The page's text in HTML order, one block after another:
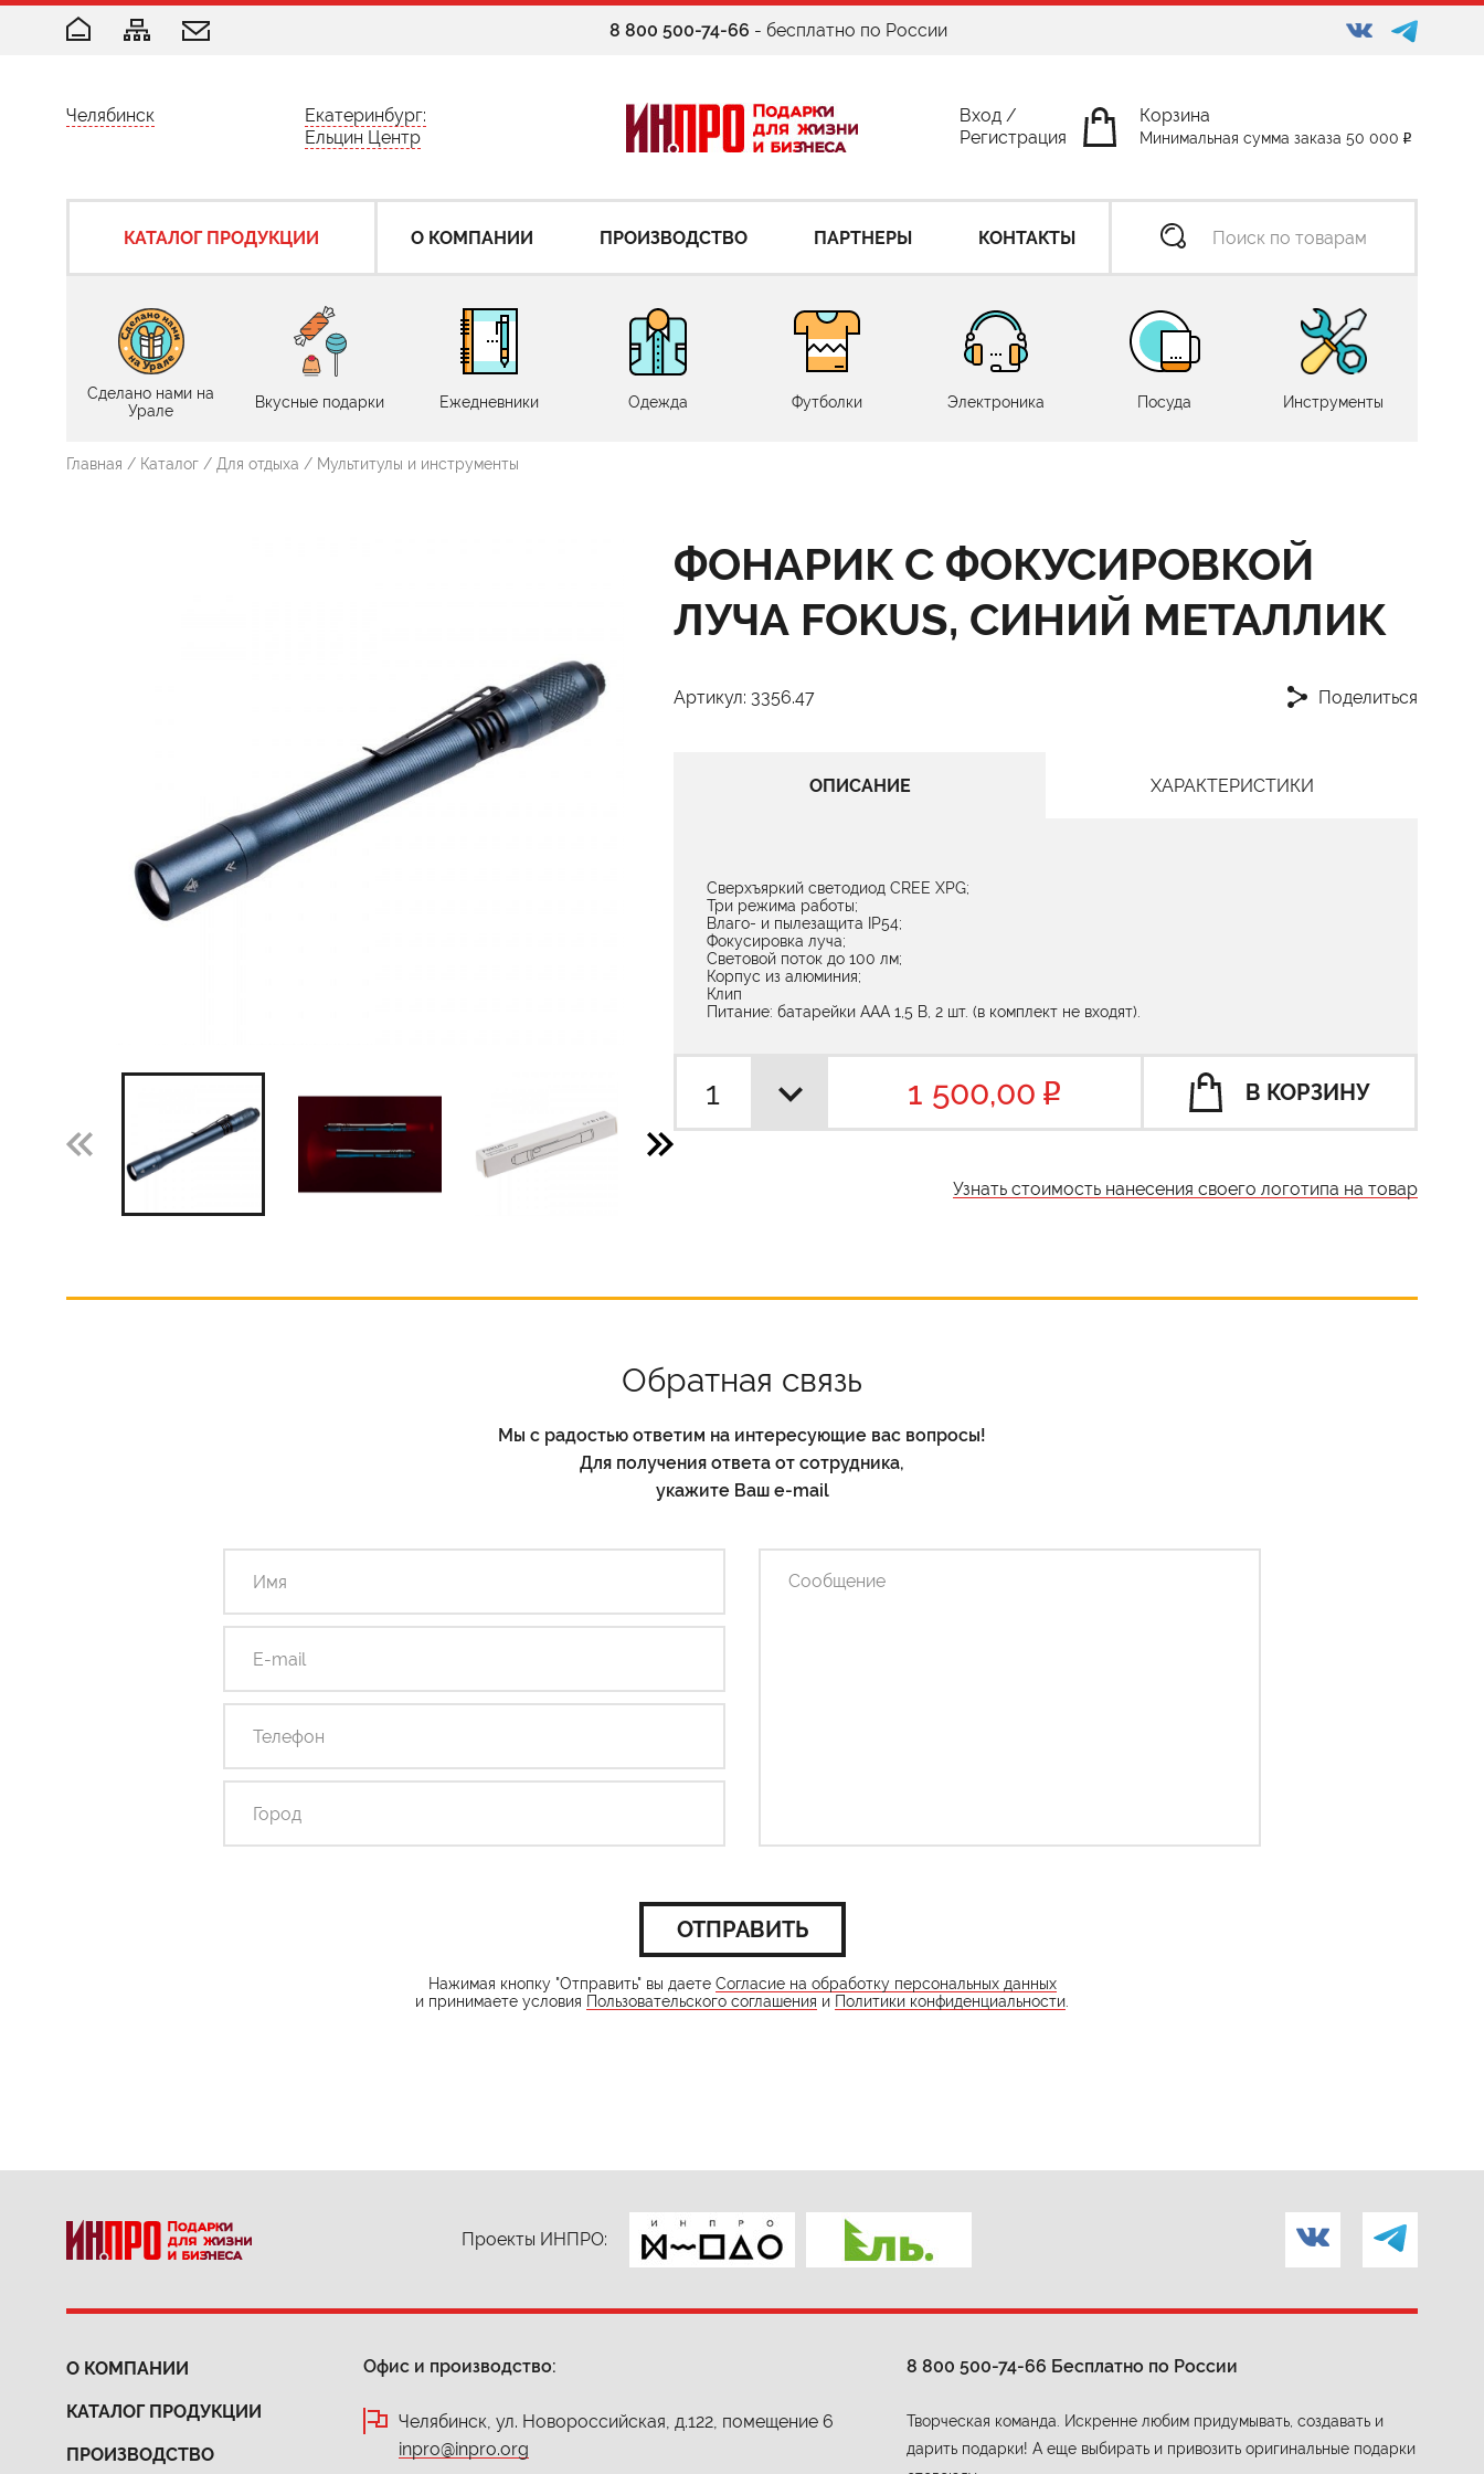
8 800 500-74-66 - бесплатно по России
Челябинск
Екатеринбург:
Ельцин Центр
Вход /
Регистрация
Корзина
Минимальная сумма заказа 50 000
КАТАЛОГ ПРОДУКЦИИ О КОМПАНИИ ПРОИЗВОДСТВО ПАРТНЕРЫ КОНТАКТЫ
Сделано нами на
Урале
Вкусные подарки Ежедневники Одежда Футболки Электроника Посуда Инструменты
Главная / Каталог / Для отдыха / Мультитулы и инструменты
ФОНАРИК С ФОКУСИРОВКОЙ
ЛУЧА FOKUS, СИНИЙ МЕТАЛЛИК
Артикул: 3356.47 Поделиться
ОПИСАНИЕ ХАРАКТЕРИСТИКИ
Сверхъяркий светодиод CREE XPG;
Три режима работы;
Влаго- и пылезащита IP54;
Фокусировка луча;
Световой поток до 100 лм;
Корпус из алюминия;
Клип
Питание: батарейки ААА 1,5 В, 2 шт. (в комплект не входят).
1 500,00 В КОРЗИНУ
Узнать стоимость нанесения своего логотипа на товар
Обратная связь
Мы с радостью ответим на интересующие вас вопросы!
Для получения ответа от сотрудника,
укажите Ваш e-mail
ОТПРАВИТЬ
Нажимая кнопку "Отправить" вы даете Согласие на обработку персональных данных
и принимаете условия Пользовательского соглашения и Политики конфиденциальности
Проекты ИНПРО:
О КОМПАНИИ
КАТАЛОГ ПРОДУКЦИИ
ПРОИЗВОДСТВО
Офис и производство:
Челябинск, ул. Новороссийская, д.122, помещение 6
inpro@inpro.org
8 800 500-74-66 Бесплатно по России
Творческая команда. Искренне любим придумывать, создавать и
дарить подарки! А еще выбирать и привозить оригинальные подарки